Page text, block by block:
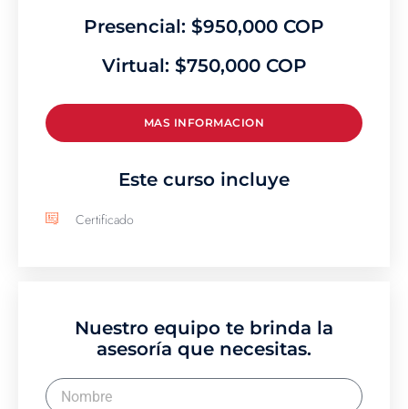
Presencial: $950,000 COP
Virtual: $750,000 COP
MAS INFORMACION
Este curso incluye
Certificado
Nuestro equipo te brinda la
asesoría que necesitas.